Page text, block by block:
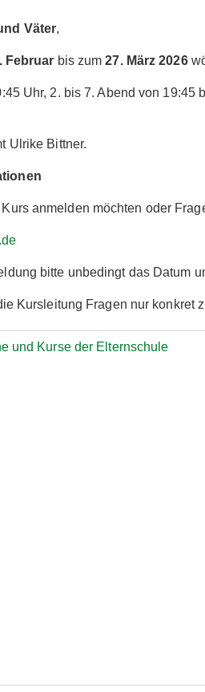
Väter,
Februar bis zum 27. März 2026
Uhr, 2. bis 7. Abend von 19:45
Ulrike Bittner.
anmelden möchten oder
bitte unbedingt das Datum
Kursleitung Fragen nur konkret
und Kurse der Elternschule